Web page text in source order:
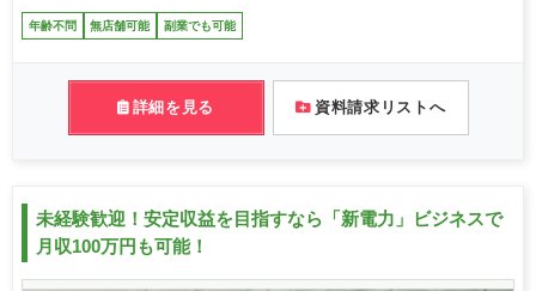
年齢不問 無店舗可能 副業でも可能
詳細を見る 資料請求リストへ
未経験歓迎！安定収益を目指すなら「新電力」ビジネスで
月収100万円も可能！